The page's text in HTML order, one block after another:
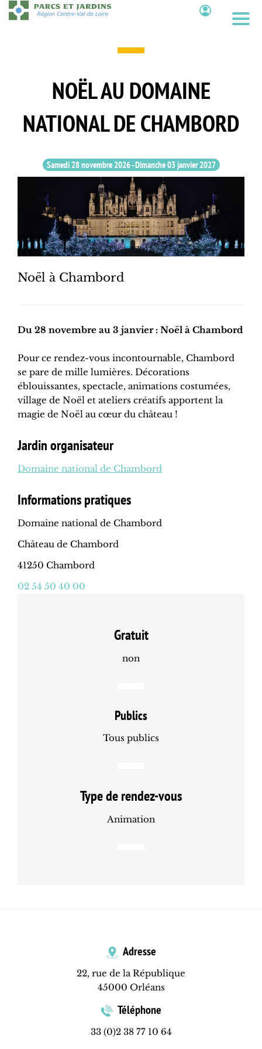
Aller
au
NOËL AU DOMAINE
NATIONAL DE CHAMBORD
Samedi 28 novembre 2026-Dimanche 03 janvier 2027
Noël à Chambord
Du 28 novembre au 3 janvier : Noël à Chambord
Pour ce rendez-vous incontournable, Chambord
se pare de mille lumières. Décorations
éblouissantes, spectacle, animations costumées,
village de Noël et ateliers créatifs apportent la
magie de Noël au cœur du château !
Jardin organisateur
Domaine national de Chambord
Informations pratiques
Domaine national de Chambord
Château de Chambord
41250 Chambord
02 54 50 40 00
Gratuit
non
Publics
Tous publics
Type de rendez-vous
Animation
Adresse
22, rue de la République
45000 Orléans
Téléphone
33 (0)2 38 77 10 64